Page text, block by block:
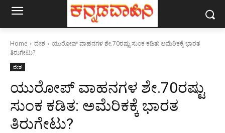
Home ದೇಶ
ಯುರೋಪ್ ವಾಹನಗಳ ಶೇ.70ರಷ್ಟು ಸುಂಕ ಕಡಿತ: ಅಮೆರಿಕಕ್ಕೆ ಭಾರತ
ತಿರುಗೇಟು?
ದೇಶ
ಯುರೋಪ್ ವಾಹನಗಳ ಶೇ.70ರಷ್ಟು
ಸುಂಕ ಕಡಿತ: ಅಮೆರಿಕಕ್ಕೆ ಭಾರತ
ತಿರುಗೇಟು?